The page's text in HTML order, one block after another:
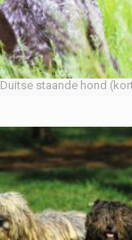
Duitse staande hond